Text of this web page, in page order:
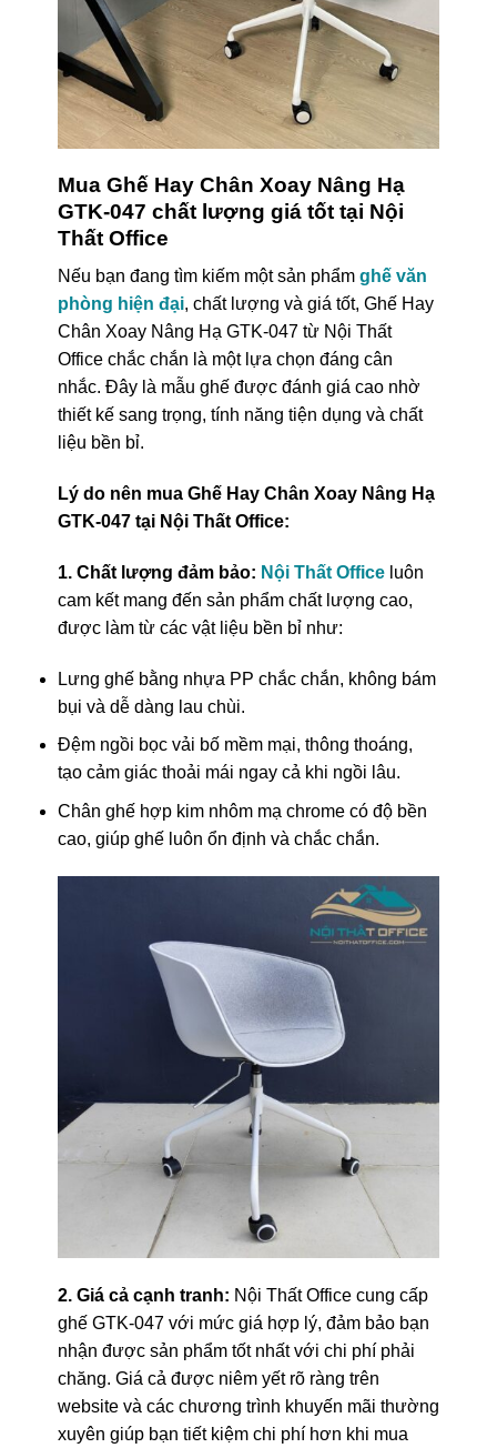
Mua Ghế Hay Chân Xoay Nâng Hạ
GTK-047 chất lượng giá tốt tại Nội
Thất Office
Nếu bạn đang tìm kiếm một sản phẩm ghế văn
phòng hiện đại, chất lượng và giá tốt, Ghế Hay
Chân Xoay Nâng Hạ GTK-047 từ Nội Thất
Office chắc chắn là một lựa chọn đáng cân
nhắc. Đây là mẫu ghế được đánh giá cao nhờ
thiết kế sang trọng, tính năng tiện dụng và chất
liệu bền bỉ.
Lý do nên mua Ghế Hay Chân Xoay Nâng Hạ
GTK-047 tại Nội Thất Office:
1. Chất lượng đảm bảo: Nội Thất Officeluôn
cam kết mang đến sản phẩm chất lượng cao,
được làm từ các vật liệu bền bỉ như:
Lưng ghế bằng nhựa PP chắc chắn, không bám
bụi và dễ dàng lau chùi.
Đệm ngồi bọc vải bố mềm mại, thông thoáng,
tạo cảm giác thoải mái ngay cả khi ngồi lâu.
Chân ghế hợp kim nhôm mạ chrome có độ bền
cao, giúp ghế luôn ổn định và chắc chắn.
2. Giá cả cạnh tranh: Nội Thất Office cung cấp
ghế GTK-047 với mức giá hợp lý, đảm bảo bạn
nhận được sản phẩm tốt nhất với chi phí phải
chăng. Giá cả được niêm yết rõ ràng trên
website và các chương trình khuyến mãi thường
xuyên giúp bạn tiết kiệm chi phí hơn khi mua